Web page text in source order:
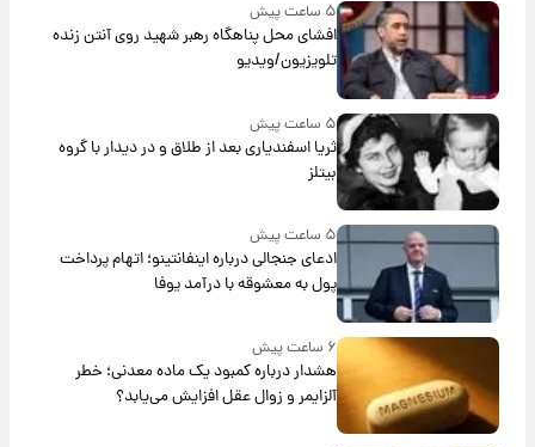
۵ ساعت پیش
افشای محل پناهگاه‌ رهبر شهید روی آنتن زنده
تلویزیون/ویدیو
۵ ساعت پیش
ثریا اسفندیاری بعد از طلاق و در دیدار با گروه
بیتلز
۵ ساعت پیش
ادعای جنجالی درباره اینفانتینو؛ اتهام پرداخت
پول به معشوقه با درآمد یوفا
۶ ساعت پیش
هشدار درباره کمبود یک ماده معدنی؛ خطر
آلزایمر و زوال عقل افزایش می‌یابد؟